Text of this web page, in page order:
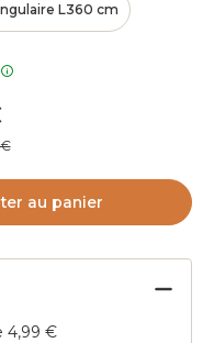
L360 cm
€
au panier
4,99 €